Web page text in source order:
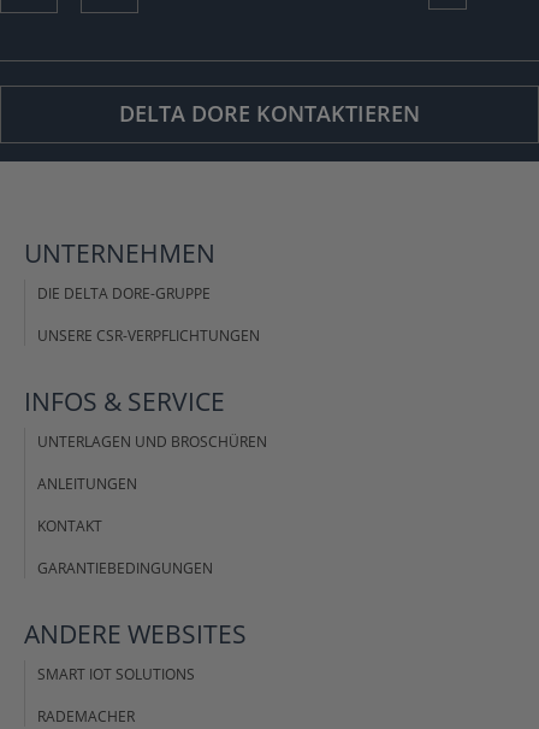
DELTA DORE KONTAKTIEREN
UNTERNEHMEN
DIE DELTA DORE-GRUPPE
UNSERE CSR-VERPFLICHTUNGEN
INFOS & SERVICE
UNTERLAGEN UND BROSCHÜREN
ANLEITUNGEN
KONTAKT
GARANTIEBEDINGUNGEN
ANDERE WEBSITES
SMART IOT SOLUTIONS
RADEMACHER